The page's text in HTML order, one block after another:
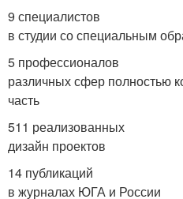
9 специалистов
в студии со специальным
5 профессионалов
различных сфер полностью
часть
511 реализованных
дизайн проектов
14 публикаций
в журналах ЮГА и России